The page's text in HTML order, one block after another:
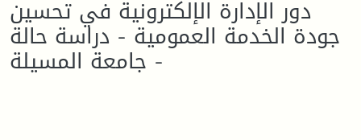
دور الإدارة الإلكترونية في تحسين
جودة الخدمة العمومية - دراسة حالة
جامعة المسيلة -